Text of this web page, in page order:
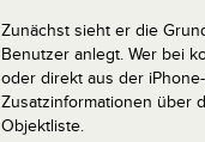
Zunächst sieht er die
Benutzer anlegt. Wer bei
oder direkt aus der
Zusatzinformationen über
Objektliste.